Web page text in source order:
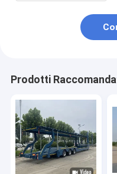
Prodotti